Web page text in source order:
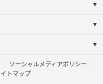
▼
▼
▼
ソーシャルメディアポリシー
トマップ